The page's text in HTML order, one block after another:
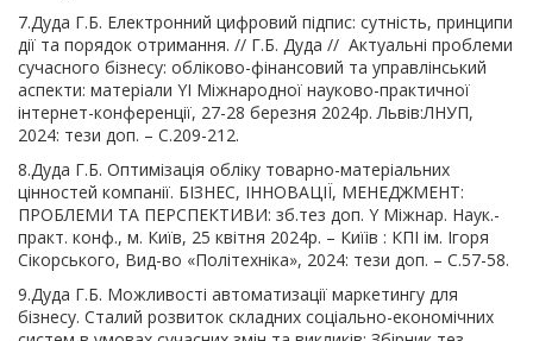
7.Дуда Г.Б. Електронний цифровий підпис: сутність, принципи
дії та порядок отримання. // Г.Б. Дуда // Актуальні проблеми
сучасного бізнесу: обліково-фінансовий та управлінський
аспекти: матеріали YI Міжнародної науково-практичної
інтернет-конференції, 27-28 березня 2024р. Львів:ЛНУП,
2024: тези доп. – С.209-212.
8.Дуда Г.Б. Оптимізація обліку товарно-матеріальних
цінностей компанії. БІЗНЕС, ІННОВАЦІЇ, МЕНЕДЖМЕНТ:
ПРОБЛЕМИ ТА ПЕРСПЕКТИВИ: зб.тез доп. Y Міжнар. Наук.-
практ. конф., м. Київ, 25 квітня 2024р. – Киїів : КПІ ім. Ігоря
Сікорського, Вид-во «Політехніка», 2024: тези доп. – С.57-58.
9.Дуда Г.Б. Можливості автоматизації маркетингу для
бізнесу. Сталий розвиток складних соціально-економічних